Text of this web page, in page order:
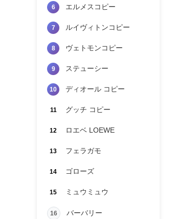
6 エルメスコピー
7 ルイヴィトンコピー
8 ヴェトモンコピー
9 ステューシー
10 ディオール コピー
11 グッチ コピー
12 ロエベ LOEWE
13 フェラガモ
14 ゴローズ
15 ミュウミュウ
16 バーバリー